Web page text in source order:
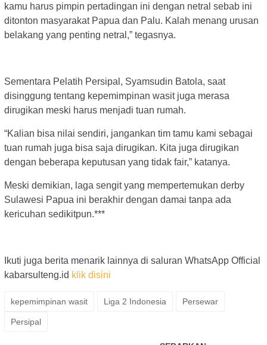
kamu harus pimpin pertadingan ini dengan netral sebab ini
ditonton masyarakat Papua dan Palu. Kalah menang urusan
belakang yang penting netral,” tegasnya.
Sementara Pelatih Persipal, Syamsudin Batola, saat
disinggung tentang kepemimpinan wasit juga merasa
dirugikan meski harus menjadi tuan rumah.
“Kalian bisa nilai sendiri, jangankan tim tamu kami sebagai
tuan rumah juga bisa saja dirugikan. Kita juga dirugikan
dengan beberapa keputusan yang tidak fair,” katanya.
Meski demikian, laga sengit yang mempertemukan derby
Sulawesi Papua ini berakhir dengan damai tanpa ada
kericuhan sedikitpun.***
Ikuti juga berita menarik lainnya di saluran WhatsApp Official
kabarsulteng.id klik disini
kepemimpinan wasit Liga 2 Indonesia Persewar
Persipal